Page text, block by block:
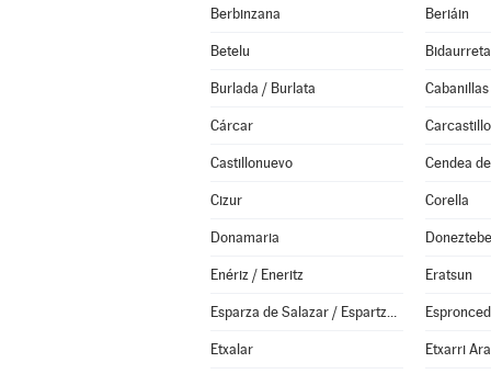
Berbinzana Beriáin
Betelu Bidaurreta
Burlada / Burlata Cabanillas
Cárcar Carcastillo
Castillonuevo Cendea
Cizur Corella
Donamaria
Enériz / Eneritz Eratsun
Esparza de Salazar / Espartza Zaraitzu
Etxalar Etxarri